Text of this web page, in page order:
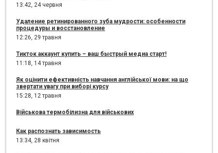
13:42, 24 червня
Удаление ретинированного зуба мудрости: особенности
процедуры и восстановление
12:26, 29 травня
Тикток аккаунт купить – ваш быстрый медиа старт!
11:18, 14 травня
Як оцінити ефективність навчання англійської мови: на що
звертати увагу при виборі курсу
15:28, 12 травня
Військова термобілизна для військових
Как распознать зависимость
13:34, 28 квітня